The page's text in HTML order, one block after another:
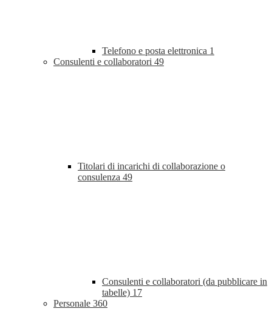
Telefono e posta elettronica 1
Consulenti e collaboratori 49
Titolari di incarichi di collaborazione o
consulenza 49
Consulenti e collaboratori (da pubblicare in
tabelle) 17
Personale 360